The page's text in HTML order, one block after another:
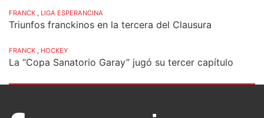
FRANCK LIGA ESPERANCINA
Triunfos franckinos en la tercera del Clausura
FRANCK HOCKEY
La “Copa Sanatorio Garay” jugó su tercer capítulo